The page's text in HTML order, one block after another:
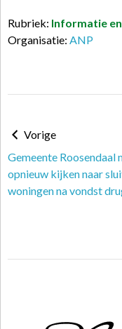
Rubriek: Informatie
Organisatie: ANP
Vorige
Gemeente Roosendaal
opnieuw kijken naar
woningen na vondst